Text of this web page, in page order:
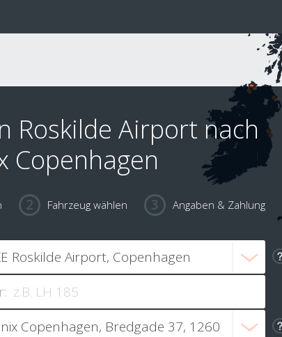
Roskilde Airport nach
Copenhagen
Fahrzeug wählen Angaben & Zahlung